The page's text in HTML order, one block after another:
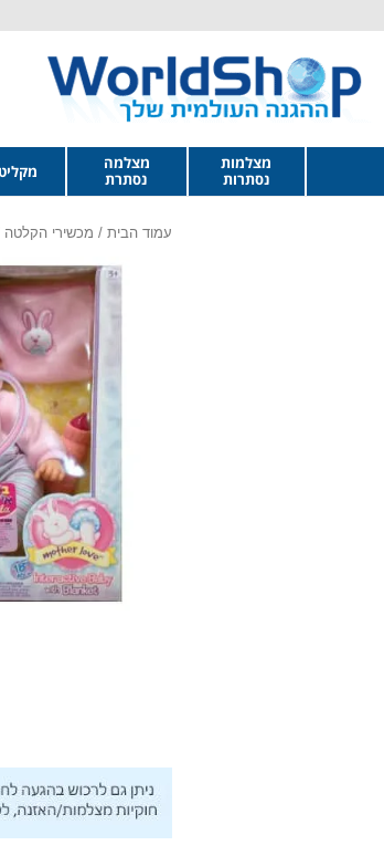
מצלמות
נסתרות
מצלמה
נסתרת
עמוד הבית / מכשירי הקלטה